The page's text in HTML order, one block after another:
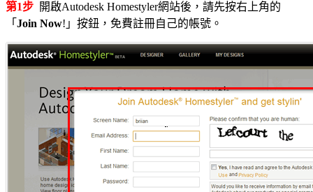
第1步 開啟Autodesk Homestyler網站後，請先按右上角的
「 Join Now!」按鈕，免費註冊自己的帳號。